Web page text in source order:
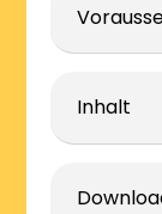
Inhalt